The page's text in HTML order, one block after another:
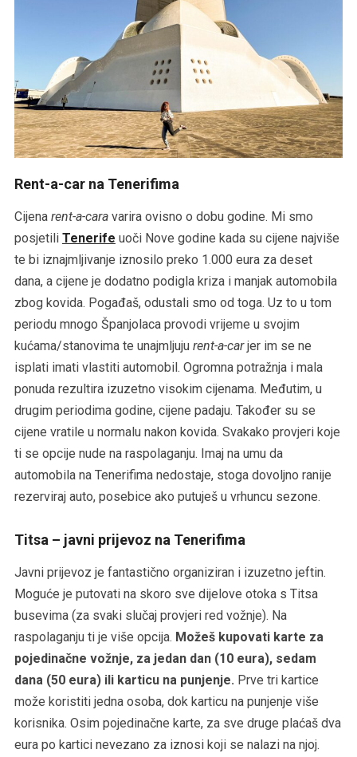
Rent-a-car na Tenerifima
Cijenarent-a-cara varira ovisno o dobu godine. Mi smo
posjetili Tenerife uoči Nove godine kada su cijene najviše
te bi iznajmljivanje iznosilo preko 1.000 eura za deset
dana, a cijene je dodatno podigla kriza i manjak automobila
zbog kovida. Pogađaš, odustali smo od toga. Uz to u tom
periodu mnogo Španjolaca provodi vrijeme u svojim
kućama/stanovima te unajmljuju rent-a-carjer im se ne
isplati imati vlastiti automobil. Ogromna potražnja i mala
ponuda rezultira izuzetno visokim cijenama. Međutim, u
drugim periodima godine, cijene padaju. Također su se
cijene vratile u normalu nakon kovida. Svakako provjeri koje
ti se opcije nude na raspolaganju. Imaj na umu da
automobila na Tenerifima nedostaje, stoga dovoljno ranije
rezerviraj auto, posebice ako putuješ u vrhuncu sezone.
Titsa – javni prijevoz na Tenerifima
Javni prijevoz je fantastično organiziran i izuzetno jeftin.
Moguće je putovati na skoro sve dijelove otoka s Titsa
busevima (za svaki slučaj provjeri red vožnje). Na
raspolaganju ti je više opcija. Možeš kupovati karte za
pojedinačne vožnje, za jedan dan (10 eura), sedam
dana (50 eura) ili karticu na punjenje. Prve tri kartice
može koristiti jedna osoba, dok karticu na punjenje više
korisnika. Osim pojedinačne karte, za sve druge plaćaš dva
eura po kartici nevezano za iznosi koji se nalazi na njoj.